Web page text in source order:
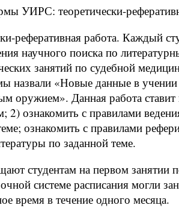
УИРС: теоретически-
реферативная работа. Каждый
научного поиска по
занятий по судебной
назвали «Новые данные в
оружием». Данная работа
ознакомить с правилами
ознакомить с правилами
по заданной теме.
студентам на первом занятии
системе расписания могли
время в течение одного месяца.